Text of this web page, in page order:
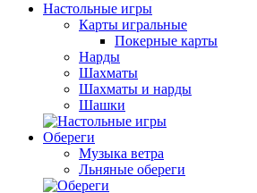
Настольные игры
Карты игральные
Покерные карты
Нарды
Шахматы
Шахматы и нарды
Шашки
Обереги
Музыка ветра
Льняные обереги